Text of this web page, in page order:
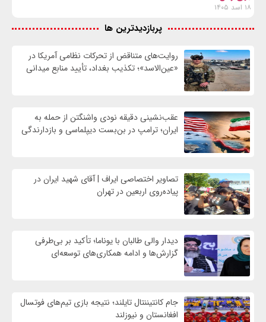
۱۸ اسد ۱۴۰۵
پربازدیدترین ها
روایت‌های متناقض از تحرکات نظامی آمریکا در
«عین‌الاسد»؛ تکذیب بغداد، تأیید منابع میدانی
عقب‌نشینی دقیقه نودی واشنگتن از حمله به
ایران؛ ترامپ در بن‌بست دیپلماسی و بازدارندگی
تصاویر اختصاصی ایراف | آقای شهید ایران در
پیاده‌روی اربعین در تهران
دیدار والی طالبان با یوناما؛ تأکید بر بی‌طرفی
گزارش‌ها و ادامه همکاری‌های توسعه‌ای
جام کانتیننتال تایلند؛ نتیجه بازی تیم‌های فوتسال
افغانستان و نیوزلند